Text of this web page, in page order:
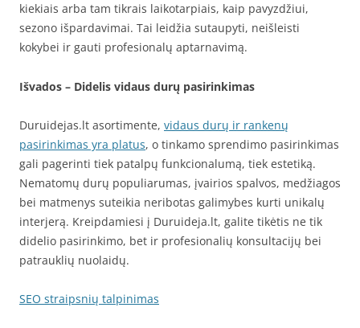
kiekiais arba tam tikrais laikotarpiais, kaip pavyzdžiui,
sezono išpardavimai. Tai leidžia sutaupyti, neišleisti
kokybei ir gauti profesionalų aptarnavimą.
Išvados – Didelis vidaus durų pasirinkimas
Duruidejas.lt asortimente, vidaus durų ir rankenų
pasirinkimas yra platus, o tinkamo sprendimo pasirinkimas
gali pagerinti tiek patalpų funkcionalumą, tiek estetiką.
Nematomų durų populiarumas, įvairios spalvos, medžiagos
bei matmenys suteikia neribotas galimybes kurti unikalų
interjerą. Kreipdamiesi į Duruideja.lt, galite tikėtis ne tik
didelio pasirinkimo, bet ir profesionalių konsultacijų bei
patrauklių nuolaidų.
SEO straipsnių talpinimas